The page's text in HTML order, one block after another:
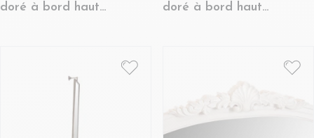
doré à bord haut
doré à bord haut